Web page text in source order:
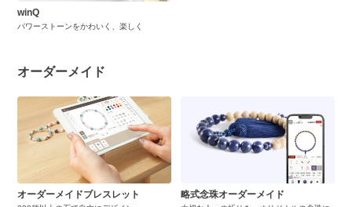
winQ
パワーストーンをかわいく、楽しく
オーダーメイド
オーダーメイドブレスレット 略式念珠オーダーメイド